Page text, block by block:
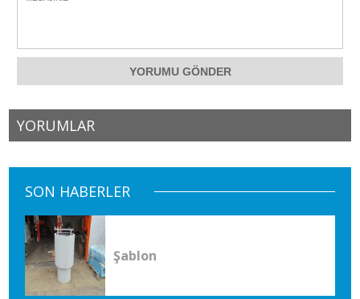
YORUMLAR
SON HABERLER
Şablon